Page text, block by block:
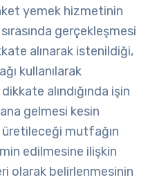
yemek hizmetinin
gerçekleşmesi
alınarak istenildiği,
kullanılarak
alındığında işin
gelmesi kesin
mutfağın
edilmesine ilişkin
olarak belirlenmesinin